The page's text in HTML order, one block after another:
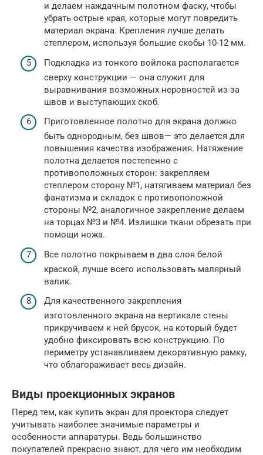
и делаем наждачным полотном фаску, чтобы
убрать острые края, которые могут повредить
материал экрана. Крепления лучше делать
степлером, используя большие скобы 10-12 мм.
Подкладка из тонкого войлока располагается
сверху конструкции — она служит для
выравнивания возможных неровностей из-за
швов и выступающих скоб.
Приготовленное полотно для экрана должно
быть однородным, без швов— это делается для
повышения качества изображения. Натяжение
полотна делается постепенно с
противоположных сторон: закрепляем
степлером сторону №1, натягиваем материал без
фанатизма и складок с противоположной
стороны №2, аналогичное закрепление делаем
на торцах №3 и №4. Излишки ткани обрезать при
помощи ножа.
Все полотно покрываем в два слоя белой
краской, лучше всего использовать малярный
валик.
Для качественного закрепления
изготовленного экрана на вертикале стены
прикручиваем к ней брусок, на который будет
удобно фиксировать всю конструкцию. По
периметру устанавливаем декоративную рамку,
что облагораживает весь дизайн.
Виды проекционных экранов
Перед тем, как купить экран для проектора следует
учитывать наиболее значимые параметры и
особенности аппаратуры. Ведь большинство
покупателей прекрасно знают, для чего им необходим